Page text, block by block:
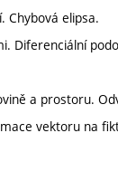
Chybová elipsa.
Diferenciální
a prostoru.
vektoru na